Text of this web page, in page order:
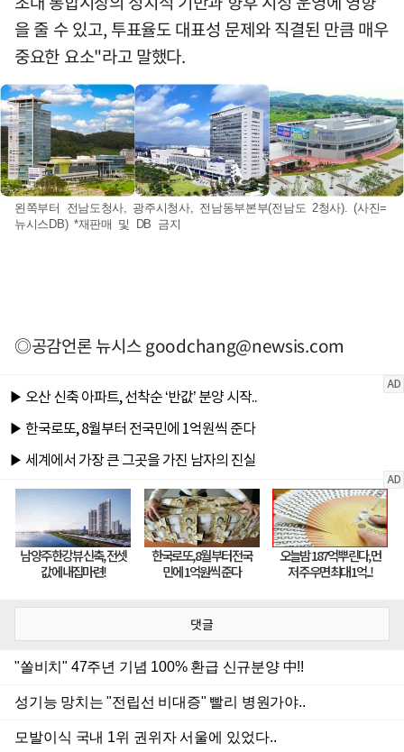
을 줄 수 있고, 투표율도 대표성 문제와 직결된 만큼 매우
중요한 요소"라고 말했다.
왼쪽부터 전남도청사, 광주시청사, 전남동부본부(전남도 2청사). (사진=
뉴시스DB) *재판매 및 DB 금지
◎공감언론 뉴시스goodchang@newsis.com
댓글